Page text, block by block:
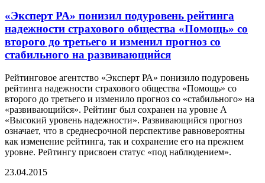
«Эксперт РА» понизил подуровень рейтинга
надежности страхового общества «Помощь» со
второго до третьего и изменил прогноз со
стабильного на развивающийся
Рейтинговое агентство «Эксперт РА» понизило подуровень
рейтинга надежности страхового общества «Помощь» со
второго до третьего и изменило прогноз со «стабильного» на
«развивающийся». Рейтинг был сохранен на уровне А
«Высокий уровень надежности». Развивающийся прогноз
означает, что в среднесрочной перспективе равновероятны
как изменение рейтинга, так и сохранение его на прежнем
уровне. Рейтингу присвоен статус «под наблюдением».
23.04.2015